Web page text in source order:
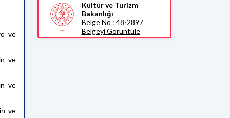
ve
ve
ve
ve
Kültür ve Turizm
Bakanlığı
Belge No : 48-2897
Belgeyi Görüntüle